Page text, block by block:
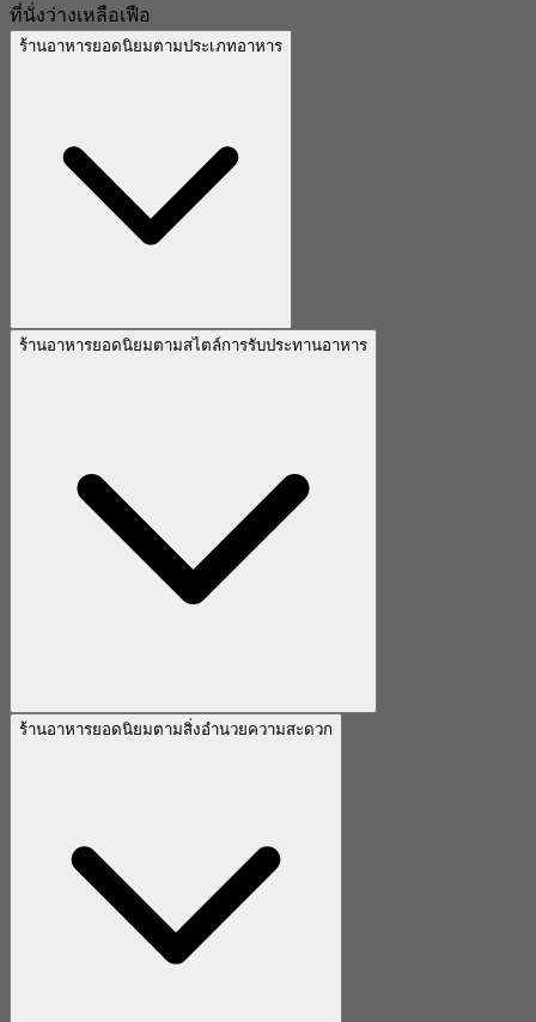
ที่นั่งว่างเหลือเฟือ
ร้านอาหารยอดนิยมตามประเภทอาหาร
ร้านอาหารยอดนิยมตามสไตล์การรับประทานอาหาร
ร้านอาหารยอดนิยมตามสิ่งอำนวยความสะดวก